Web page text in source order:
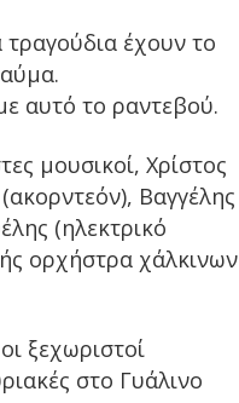
έχουν το
αυτό το ραντεβού.
μουσικοί, Χρίστος
Βαγγέλης
(ηλεκτρικό
ορχήστρα χάλκινων
ξεχωριστοί
στο Γυάλινο